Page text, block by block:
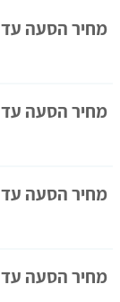
מחיר הסעה עד 50 ק"מ משפרעם
מחיר הסעה עד 80 ק"מ משפרעם
מחיר הסעה עד 100 ק"מ משפרעם
מחיר הסעה עד 150 ק"מ משפרעם